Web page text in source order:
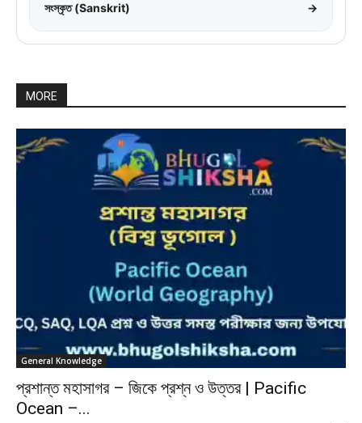
সংস্কৃত (Sanskrit) →
MORE
General Knowledge
প্রশান্ত মহাসাগর – জিকে প্রশ্ন ও উত্তর | Pacific
Ocean –...